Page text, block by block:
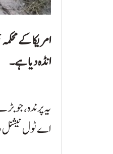
انڈہ دیا ہے۔
یہ پرندہ، جو
اے ٹول نیشنل